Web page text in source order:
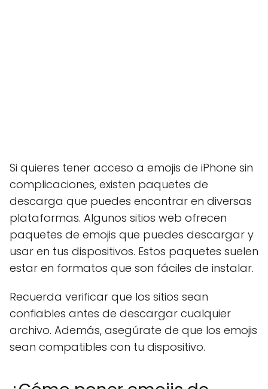
Si quieres tener acceso a emojis de iPhone sin
complicaciones, existen paquetes de
descarga que puedes encontrar en diversas
plataformas. Algunos sitios web ofrecen
paquetes de emojis que puedes descargar y
usar en tus dispositivos. Estos paquetes suelen
estar en formatos que son fáciles de instalar.
Recuerda verificar que los sitios sean
confiables antes de descargar cualquier
archivo. Además, asegúrate de que los emojis
sean compatibles con tu dispositivo.